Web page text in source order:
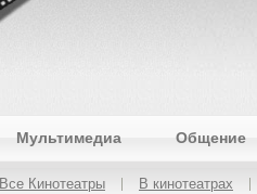
Мультимедиа Общение
Все Кинотеатры В кинотеатрах